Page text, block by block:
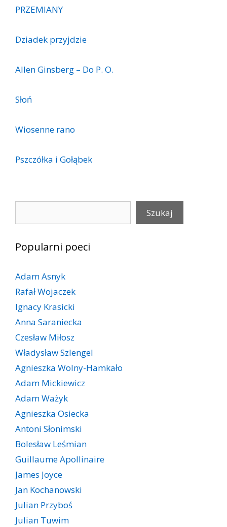
PRZEMIANY
Dziadek przyjdzie
Allen Ginsberg – Do P. O.
Słoń
Wiosenne rano
Pszczółka i Gołąbek
Szukaj
Popularni poeci
Adam Asnyk
Rafał Wojaczek
Ignacy Krasicki
Anna Saraniecka
Czesław Miłosz
Władysław Szlengel
Agnieszka Wolny-Hamkało
Adam Mickiewicz
Adam Ważyk
Agnieszka Osiecka
Antoni Słonimski
Bolesław Leśmian
Guillaume Apollinaire
James Joyce
Jan Kochanowski
Julian Przyboś
Julian Tuwim